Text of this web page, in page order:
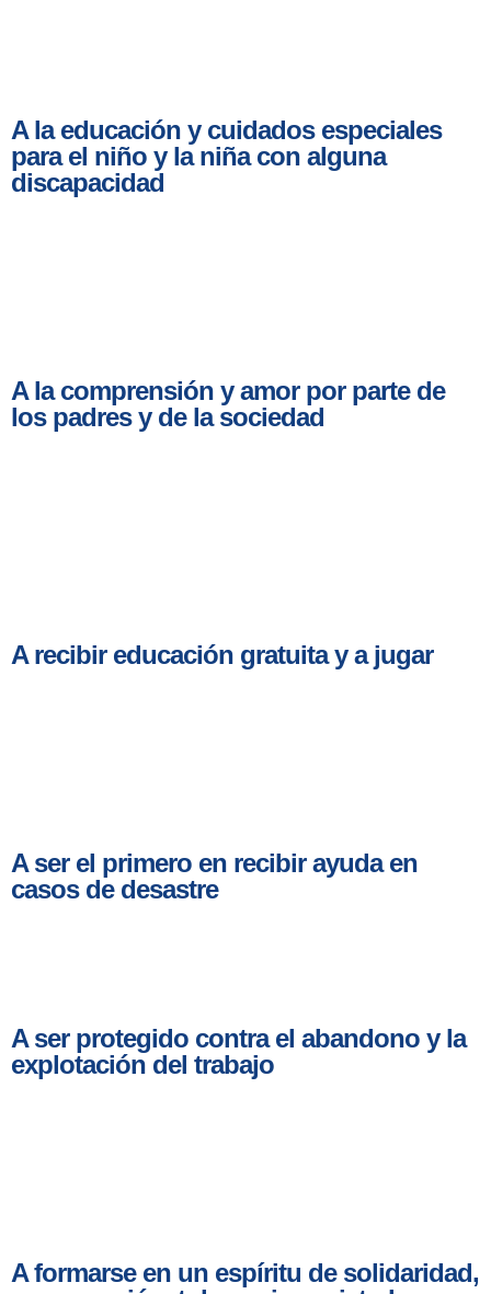
A la educación y cuidados especiales
para el niño y la niña con alguna
discapacidad
A la comprensión y amor por parte de
los padres y de la sociedad
A recibir educación gratuita y a jugar
A ser el primero en recibir ayuda en
casos de desastre
A ser protegido contra el abandono y la
explotación del trabajo
A formarse en un espíritu de solidaridad,